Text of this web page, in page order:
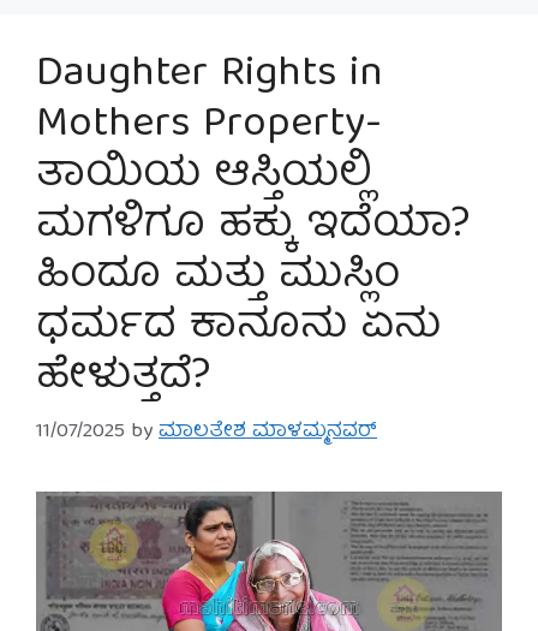
Daughter Rights in
Mothers Property-
ತಾಯಿಯ ಆಸ್ತಿಯಲ್ಲಿ
ಮಗಳಿಗೂ ಹಕ್ಕು ಇದೆಯಾ?
ಹಿಂದೂ ಮತ್ತು ಮುಸ್ಲಿಂ
ಧರ್ಮದ ಕಾನೂನು ಏನು
ಹೇಳುತ್ತದೆ?
11/07/2025 byಮಾಲತೇಶ ಮಾಳಮ್ಮನವರ್